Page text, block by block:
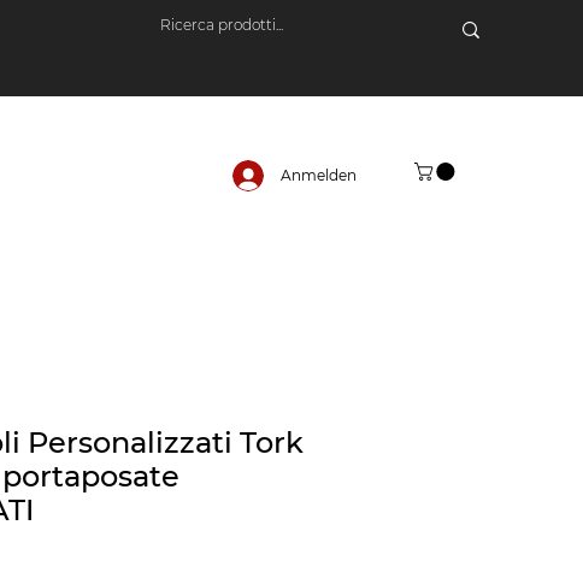
Anmelden
Personalizzati Tork